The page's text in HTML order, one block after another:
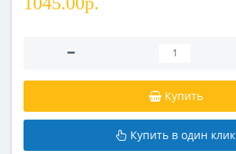
Купить
Купить в один клик